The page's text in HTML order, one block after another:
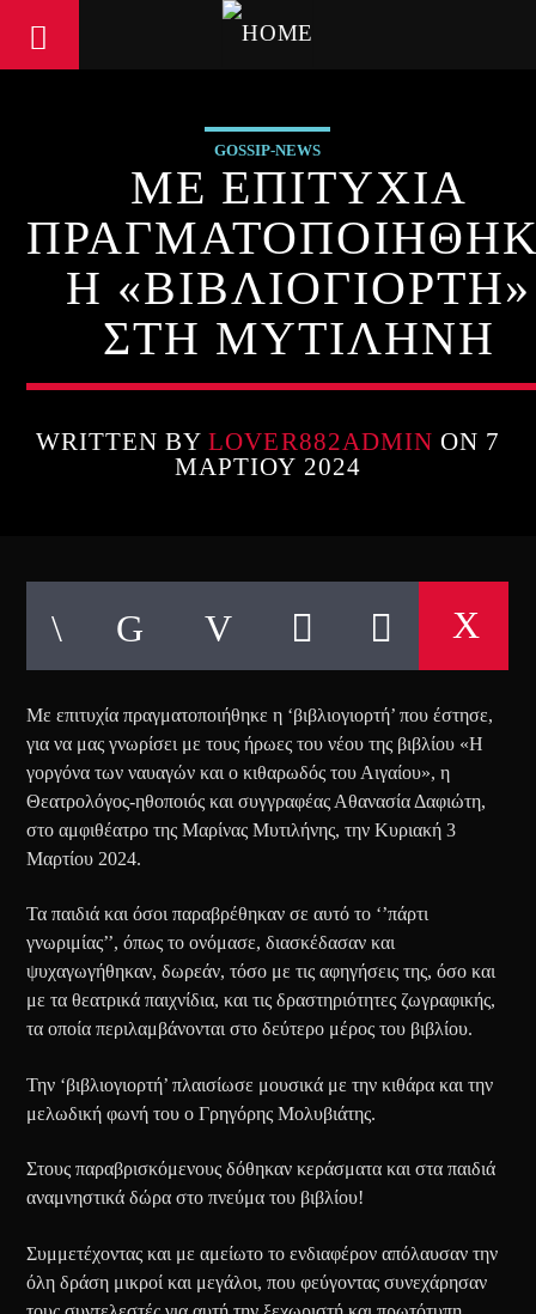
GOSSIP-NEWS
ΜΕ ΕΠΙΤΥΧΙΑ
Η «ΒΙΒΛΙΟΓΙΟΡΤΗ»
ΣΤΗ ΜΥΤΙΛΗΝΗ
WRITTEN BYLOVER882ADMIN ON 7
ΜΑΡΤΊΟΥ 2024
Με επιτυχία πραγματοποιήθηκε η ‘βιβλιογιορτή’ που έστησε,
για να μας γνωρίσει με τους ήρωες του νέου της βιβλίου «Η
γοργόνα των ναυαγών και ο κιθαρωδός του Αιγαίου», η
Θεατρολόγος-ηθοποιός και συγγραφέας Αθανασία Δαφιώτη,
στο αμφιθέατρο της Μαρίνας Μυτιλήνης, την Κυριακή 3
Μαρτίου 2024.
Τα παιδιά και όσοι παραβρέθηκαν σε αυτό το ‘’πάρτι
γνωριμίας’’, όπως το ονόμασε, διασκέδασαν και
ψυχαγωγήθηκαν, δωρεάν, τόσο με τις αφηγήσεις της, όσο και
με τα θεατρικά παιχνίδια, και τις δραστηριότητες ζωγραφικής,
τα οποία περιλαμβάνονται στο δεύτερο μέρος του βιβλίου.
Την ‘βιβλιογιορτή’ πλαισίωσε μουσικά με την κιθάρα και την
μελωδική φωνή του ο Γρηγόρης Μολυβιάτης.
Στους παραβρισκόμενους δόθηκαν κεράσματα και στα παιδιά
αναμνηστικά δώρα στο πνεύμα του βιβλίου!
Συμμετέχοντας και με αμείωτο το ενδιαφέρον απόλαυσαν την
όλη δράση μικροί και μεγάλοι, που φεύγοντας συνεχάρησαν